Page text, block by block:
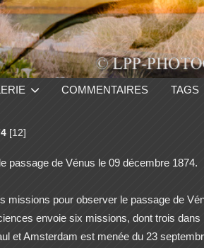
COMMENTAIRES TAGS
[12]
passage de Vénus le 09 décembre 1874.
missions pour observer le passage de
envoie six missions, dont trois
et Amsterdam est menée du 23